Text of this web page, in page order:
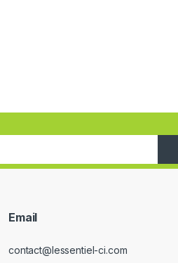
Email
contact@lessentiel-ci.com